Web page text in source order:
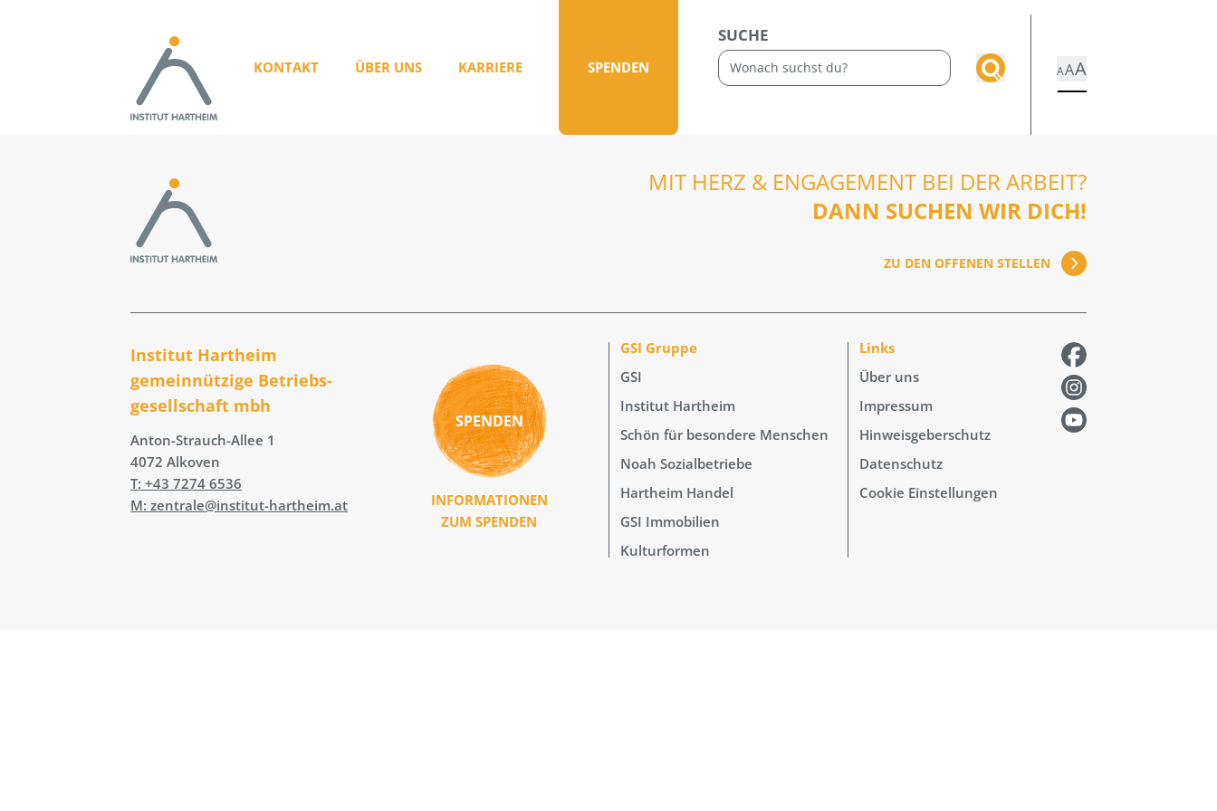
KONTAKT ÜBER UNS KARRIERE SPENDEN
SUCHE
AAA
MIT HERZ & ENGAGEMENT BEI DER ARBEIT?
DANN SUCHEN WIR DICH!
ZU DEN OFFENEN STELLEN
Institut Hartheim
gemeinnützige Betriebs­
gesellschaft mbh
Anton-Strauch-Allee 1
4072 Alkoven
T: +43 7274 6536
M: zentrale@institut-hartheim.at
SPENDEN
INFORMATIONEN
ZUM SPENDEN
GSI Gruppe
GSI
Institut Hartheim
Schön für besondere Menschen
Noah Sozialbetriebe
Hartheim Handel
GSI Immobilien
Kulturformen
Links
Über uns
Impressum
Hinweisgeberschutz
Datenschutz
Cookie Einstellungen